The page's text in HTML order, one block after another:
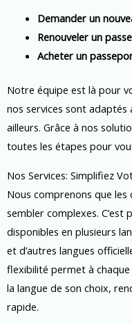
Demander un
Renouveler un
Acheter un
Notre équipe est là pour
nos services sont adaptés
ailleurs. Grâce à nos
toutes les étapes pour
Nos Services: Simplifiez
Nous comprenons que
sembler complexes.
disponibles en plusieurs
et d’autres langues
flexibilité permet à
la langue de son choix,
rapide.